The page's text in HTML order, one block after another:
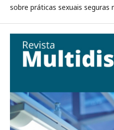
sobre práticas sexuais seguras